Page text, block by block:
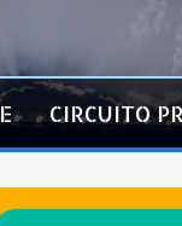
CIRCUITO